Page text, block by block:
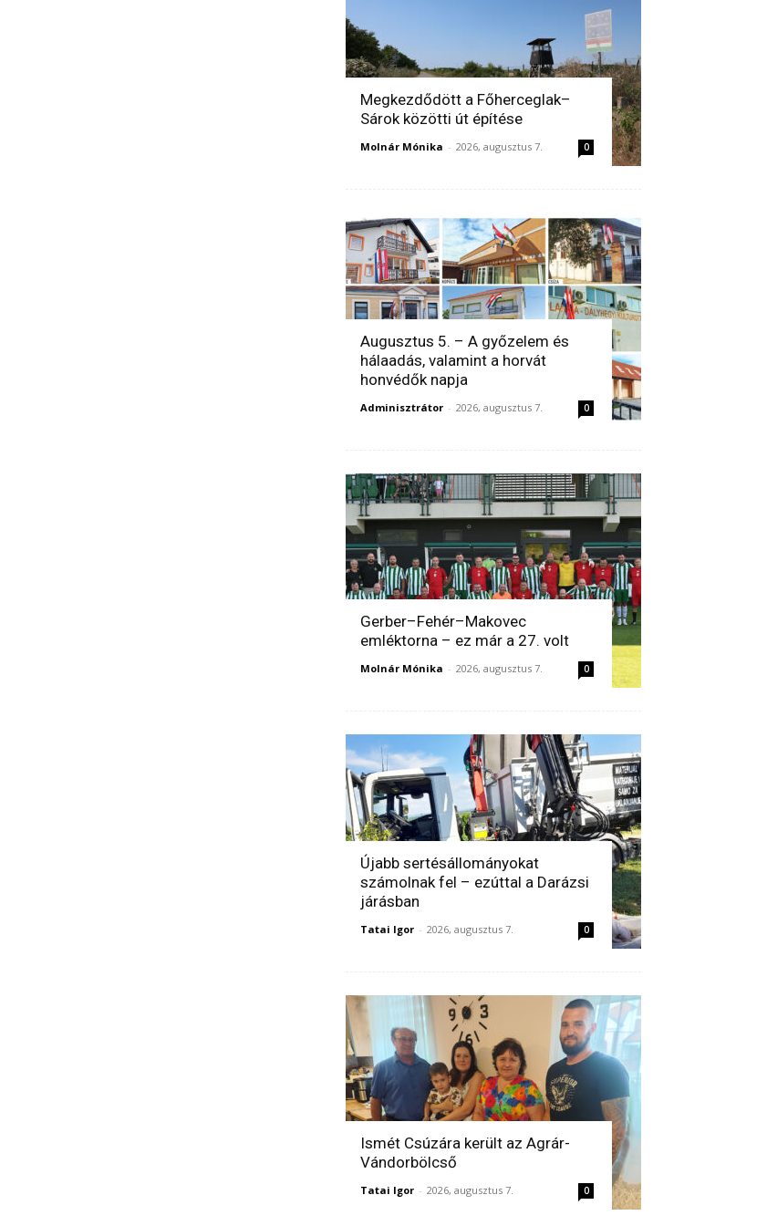
Megkezdődött a Főherceglak–
Sárok közötti út építése
Molnár Mónika - 2026, augusztus 7. 0
Augusztus 5. – A győzelem és
hálaadás, valamint a horvát
honvédők napja
Adminisztrátor - 2026, augusztus 7. 0
Gerber–Fehér–Makovec
emléktorna – ez már a 27. volt
Molnár Mónika - 2026, augusztus 7. 0
Újabb sertésállományokat
számolnak fel – ezúttal a Darázsi
járásban
Tatai Igor - 2026, augusztus 7. 0
Ismét Csúzára került az Agrár-
Vándorbölcső
Tatai Igor - 2026, augusztus 7. 0